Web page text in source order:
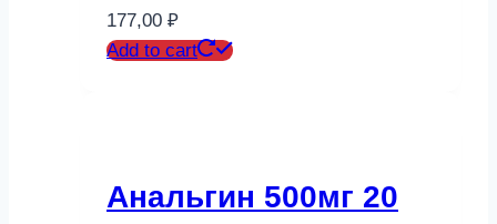
177,00 ₽
Add to cart
Анальгин 500мг 20